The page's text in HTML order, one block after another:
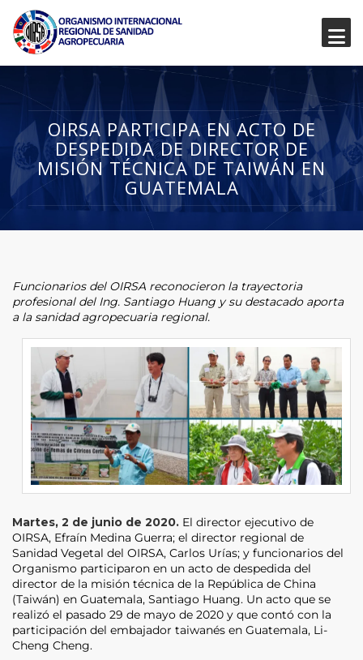
OIRSA PARTICIPA EN ACTO DE
DESPEDIDA DE DIRECTOR DE
MISIÓN TÉCNICA DE TAIWÁN EN
GUATEMALA
Funcionarios del OIRSA reconocieron la trayectoria
profesional del Ing. Santiago Huang y su destacado aporta
a la sanidad agropecuaria regional.
Martes, 2 de junio de 2020. El director ejecutivo de
OIRSA, Efraín Medina Guerra; el director regional de
Sanidad Vegetal del OIRSA, Carlos Urías; y funcionarios del
Organismo participaron en un acto de despedida del
director de la misión técnica de la República de China
(Taiwán) en Guatemala, Santiago Huang. Un acto que se
realizó el pasado 29 de mayo de 2020 y que contó con la
participación del embajador taiwanés en Guatemala, Li-
Cheng Cheng.